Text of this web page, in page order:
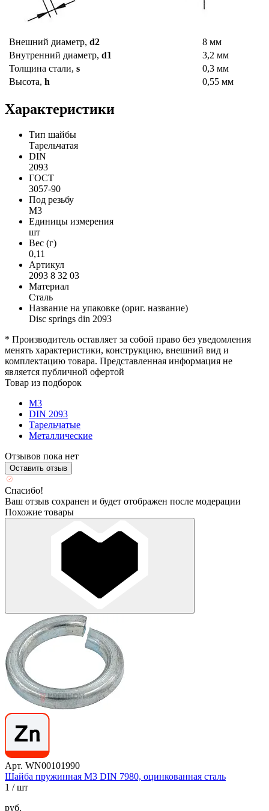
Внешний диаметр, d2
8 мм
Внутренний диаметр, d1
3,2 мм
Толщина стали, s
0,3 мм
Высота, h 0,55 мм
Характеристики
Тип шайбы
Тарельчатая
DIN
2093
ГОСТ
3057-90
Под резьбу
М3
Единицы измерения
шт
Вес (г)
0,11
Артикул
2093 8 32 03
Материал
Сталь
Название на упаковке (ориг. название)
Disc springs din 2093
* Производитель оставляет за собой право без уведомления
менять характеристики, конструкцию, внешний вид и
комплектацию товара. Представленная информация не
является публичной офертой
Товар из подборок
М3
DIN 2093
Тарельчатые
Металлические
Отзывов пока нет
Оставить отзыв
Спасибо!
Ваш отзыв сохранен и будет отображен после модерации
Похожие товары
Арт. WN00101990
Шайба пружинная М3 DIN 7980, оцинкованная сталь
1 / шт
руб.